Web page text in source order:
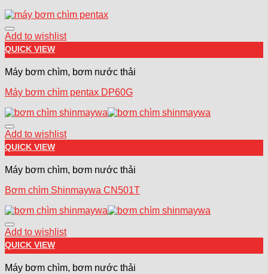
Add to wishlist
QUICK VIEW
Máy bơm chìm, bơm nước thải
Máy bơm chìm pentax DP60G
Add to wishlist
QUICK VIEW
Máy bơm chìm, bơm nước thải
Bơm chìm Shinmaywa CN501T
Add to wishlist
QUICK VIEW
Máy bơm chìm, bơm nước thải